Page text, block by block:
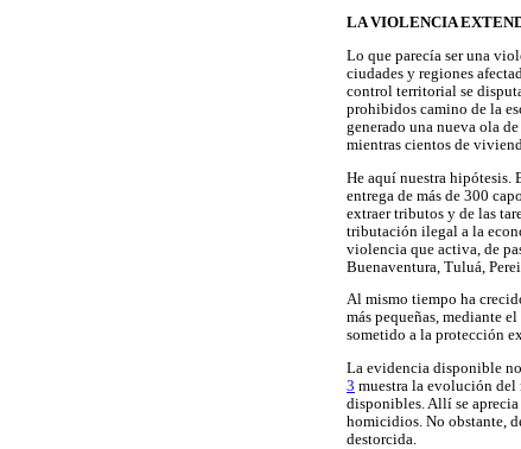
LA VIOLENCIA
Lo que parecía ser una
ciudades y regiones
control territorial se
prohibidos camino de la
generado una nueva ola
mientras cientos de
He aquí nuestra hipótesis.
entrega de más de 300
extraer tributos y de las
tributación ilegal a la
violencia que activa, de
Buenaventura, Tuluá,
Al mismo tiempo ha
más pequeñas, mediante
sometido a la protección
La evidencia disponible
3 muestra la evolución
disponibles. Allí se
homicidios. No obstante,
destorcida.